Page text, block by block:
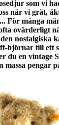
som vi
när vi grät,
För många
ovärderligt
nostalgiska
björnar till ett
du en vintage
massa pengar